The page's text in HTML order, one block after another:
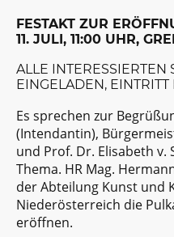
FESTAKT ZUR
11. JULI, 11:00 UHR,
ALLE INTERESSIERTEN
EINGELADEN, EINTRITT
Es sprechen zur
(Intendantin),
und Prof. Dr. Elisabeth v.
Thema. HR Mag.
der Abteilung Kunst und
Niederösterreich die
eröffnen.